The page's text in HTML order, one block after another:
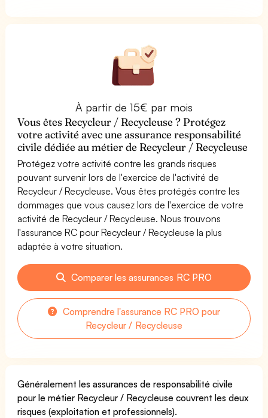
À partir de 15€ par mois
Vous êtes Recycleur / Recycleuse ? Protégez
votre activité avec une assurance responsabilité
civile dédiée au métier de Recycleur / Recycleuse
Protégez votre activité contre les grands risques
pouvant survenir lors de l'exercice de l'activité de
Recycleur / Recycleuse. Vous êtes protégés contre les
dommages que vous causez lors de l'exercice de votre
activité de Recycleur / Recycleuse. Nous trouvons
l'assurance RC pour Recycleur / Recycleuse la plus
adaptée à votre situation.
Comparer les assurances RC PRO
Comprendre l'assurance RC PRO pour
Recycleur / Recycleuse
Généralement les assurances de responsabilité civile
pour le métier Recycleur / Recycleuse couvrent les deux
risques (exploitation et professionnels).